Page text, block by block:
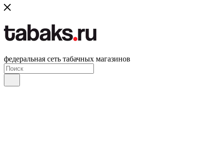
федеральная сеть табачных магазинов